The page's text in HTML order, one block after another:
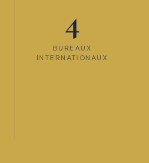
4
BUREAUX
INTERNATIONAUX